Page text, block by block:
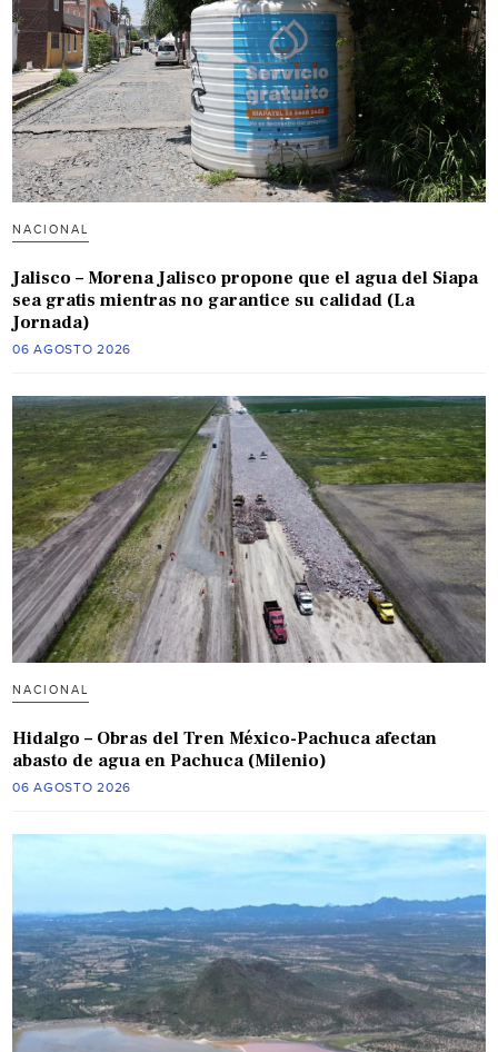
NACIONAL
Jalisco – Morena Jalisco propone que el agua del Siapa
sea gratis mientras no garantice su calidad (La
Jornada)
06 AGOSTO 2026
NACIONAL
Hidalgo – Obras del Tren México-Pachuca afectan
abasto de agua en Pachuca (Milenio)
06 AGOSTO 2026